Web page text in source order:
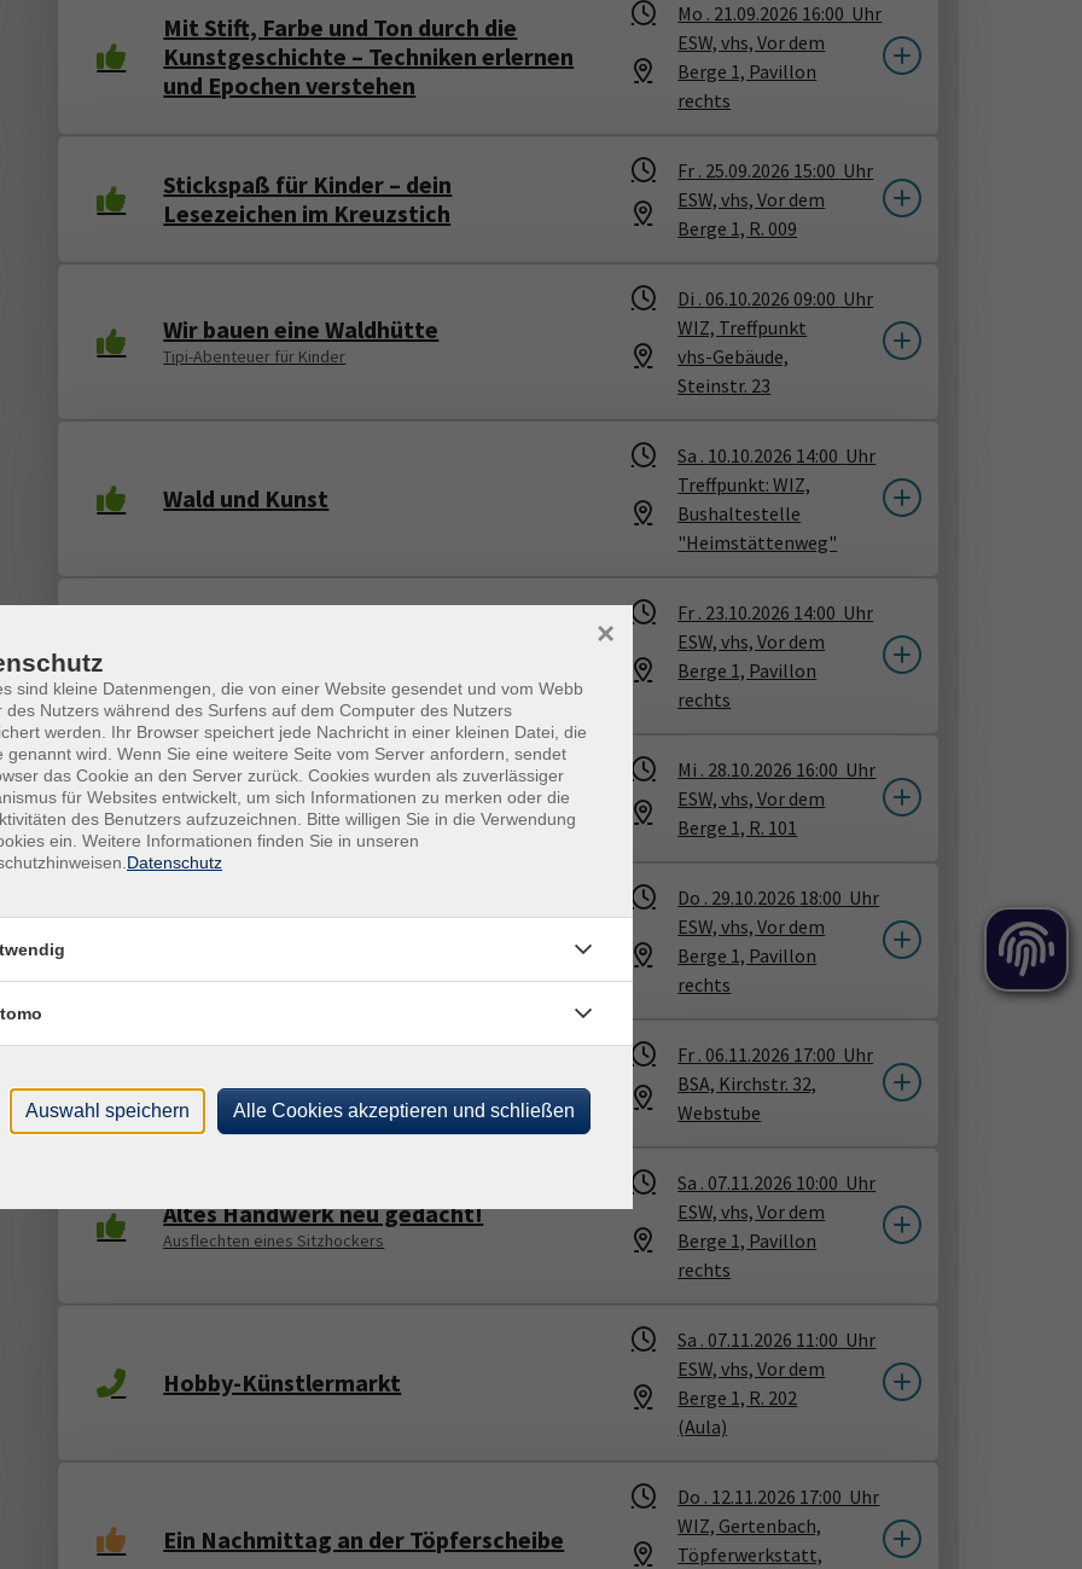
Mit Stift, Farbe und Ton durch die
Kunstgeschichte – Techniken erlernen
und Epochen verstehen
Mo . 21.09.2026 16:00 Uhr
ESW, vhs, Vor dem
Berge 1, Pavillon
rechts
Stickspaß für Kinder – dein
Lesezeichen im Kreuzstich
Fr . 25.09.2026 15:00 Uhr
ESW, vhs, Vor dem
Berge 1, R. 009
Wir bauen eine Waldhütte
Tipi-Abenteuer für Kinder
Di . 06.10.2026 09:00 Uhr
WIZ, Treffpunkt
vhs-Gebäude,
Steinstr. 23
Wald und Kunst
Sa . 10.10.2026 14:00 Uhr
Treffpunkt: WIZ,
Bushaltestelle
"Heimstättenweg"
Fr . 23.10.2026 14:00 Uhr
ESW, vhs, Vor dem
Berge 1, Pavillon
rechts
Origami – Die Kunst des Papierfaltens
für Kinder
Mi . 28.10.2026 16:00 Uhr
ESW, vhs, Vor dem
Berge 1, R. 101
Herbstliche Kränze gestalten –
Do . 29.10.2026 18:00 Uhr
ESW, vhs, Vor dem
Berge 1, Pavillon
rechts
Weben am Webstuhl
Fr . 06.11.2026 17:00 Uhr
BSA, Kirchstr. 32,
Webstube
Altes Handwerk neu gedacht!
Ausflechten eines Sitzhockers
Sa . 07.11.2026 10:00 Uhr
ESW, vhs, Vor dem
Berge 1, Pavillon
rechts
Hobby-Künstlermarkt
Sa . 07.11.2026 11:00 Uhr
ESW, vhs, Vor dem
Berge 1, R. 202
(Aula)
Ein Nachmittag an der Töpferscheibe
Do . 12.11.2026 17:00 Uhr
WIZ, Gertenbach,
Töpferwerkstatt,
sind kleine Datenmengen, die von einer Website gesendet und vom Webb
des Nutzers während des Surfens auf dem Computer des Nutzers
werden. Ihr Browser speichert jede Nachricht in einer kleinen Datei, die
genannt wird. Wenn Sie eine weitere Seite vom Server anfordern, sendet
das Cookie an den Server zurück. Cookies wurden als zuverlässiger
für Websites entwickelt, um sich Informationen zu merken oder die
des Benutzers aufzuzeichnen. Bitte willigen Sie in die Verwendung
ein. Weitere Informationen finden Sie in unseren
Datenschutz
×
Auswahl speichern Alle Cookies akzeptieren und schließen